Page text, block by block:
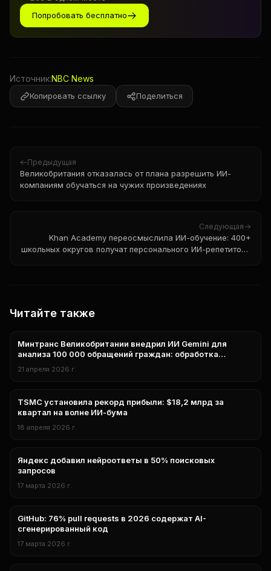
Попробовать бесплатно
Источник:NBC News
Копировать ссылку Поделиться
Предыдущая
Великобритания отказалась от плана разрешить ИИ-
компаниям обучаться на чужих произведениях
Следующая
Khan Academy переосмыслила ИИ-обучение: 400+
школьных округов получат персонального ИИ-репетитора
Читайте также
нейросети
Минтранс Великобритании внедрил ИИ Gemini для
анализа 100 000 обращений граждан: обработка
21 апреля 2026 г.
нейросети
TSMC установила рекорд прибыли: $18,2 млрд за
квартал на волне ИИ-бума
18 апреля 2026 г.
нейросети
Яндекс добавил нейроответы в 50% поисковых
запросов
17 марта 2026 г.
аналитика
GitHub: 76% pull requests в 2026 содержат AI-
сгенерированный код
17 марта 2026 г.